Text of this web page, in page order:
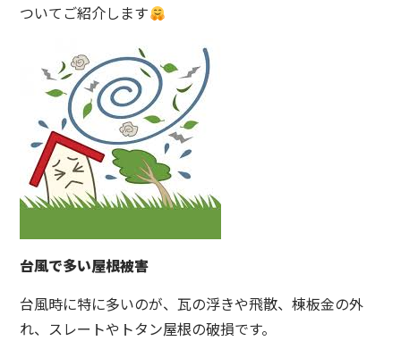
ついてご紹介します
台風で多い屋根被害
台風時に特に多いのが、瓦の浮きや飛散、棟板金の外
れ、スレートやトタン屋根の破損です。